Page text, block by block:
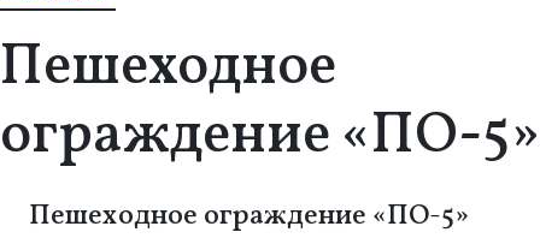
Пешеходное
ограждение «ПО-5»
Пешеходное ограждение «ПО-5»